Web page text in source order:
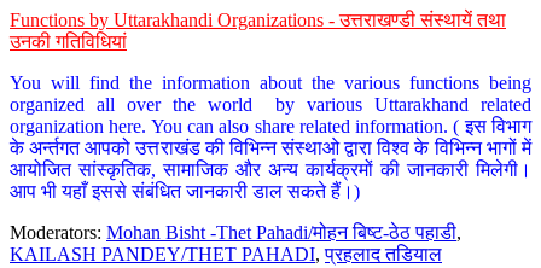
Functions by Uttarakhandi Organizations - उत्तराखण्डी संस्थायें तथा
उनकी गतिविधियां
You will find the information about the various functions being
organized all over the world by various Uttarakhand related
organization here. You can also share related information. ( इस विभाग
के अर्न्तगत आपको उत्तराखंड की विभिन्न संस्थाओ द्वारा विश्व के विभिन्न भागों में
आयोजित सांस्कृतिक, सामाजिक और अन्य कार्यक्रमों की जानकारी मिलेगी।
आप भी यहाँ इससे संबंधित जानकारी डाल सकते हैं।)
Moderators: Mohan Bisht -Thet Pahadi/मोहन बिष्ट-ठेठ पहाडी,
KAILASH PANDEY/THET PAHADI,प्रहलाद तडियाल